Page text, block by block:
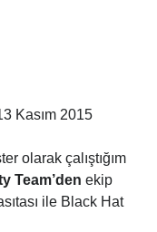
Kasım 2015
olarak çalıştığım
Team’den ekip
ile Black Hat